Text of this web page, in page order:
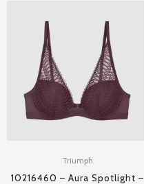
Triumph
10216460 – Aura Spotlight –